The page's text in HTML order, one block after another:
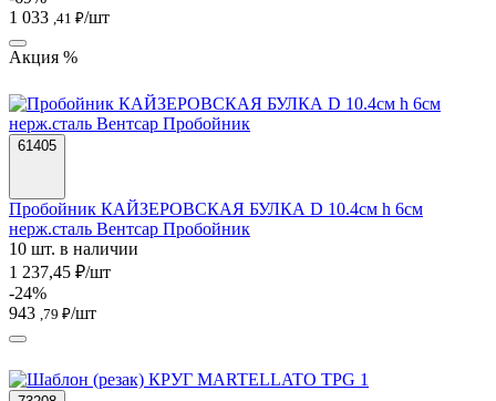
1 033 ,41 ₽/шт
Акция %
61405
Пробойник КАЙЗЕРОВСКАЯ БУЛКА D 10.4см h 6см
нерж.сталь Вентсар Пробойник
10 шт. в наличии
1 237,45 ₽/шт
-24%
943 ,79 ₽/шт